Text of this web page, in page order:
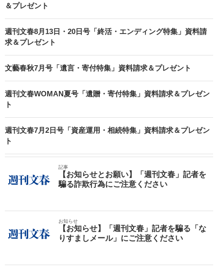
＆プレゼント
週刊文春8月13日・20日号「終活・エンディング特集」資料請
求＆プレゼント
文藝春秋7月号「遺言・寄付特集」資料請求＆プレゼント
週刊文春WOMAN夏号「遺贈・寄付特集」資料請求＆プレゼン
ト
週刊文春7月2日号「資産運用・相続特集」資料請求＆プレゼン
ト
記事
【お知らせとお願い】「週刊文春」記者を
騙る詐欺行為にご注意ください
お知らせ
【お知らせ】「週刊文春」記者を騙る「な
りすましメール」にご注意ください